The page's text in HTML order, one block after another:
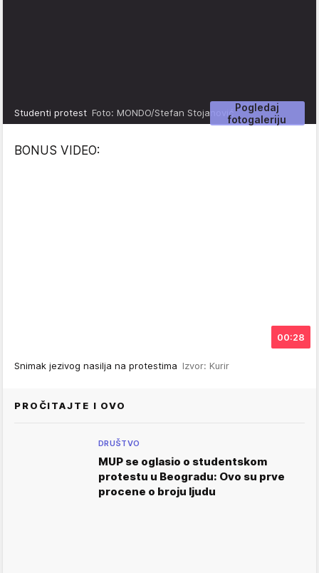
Pogledaj
fotogaleriju
Studenti protest Foto: MONDO/Stefan Stojanović
BONUS VIDEO:
00:28
Snimak jezivog nasilja na protestima Izvor: Kurir
PROČITAJTE I OVO
DRUŠTVO
MUP se oglasio o studentskom
protestu u Beogradu: Ovo su prve
procene o broju ljudu